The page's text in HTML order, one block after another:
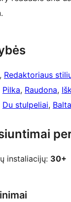
, Redaktoriaus
Pilka, Raudona,
Du stulpeliai, Balta
instaliacijų: 30+